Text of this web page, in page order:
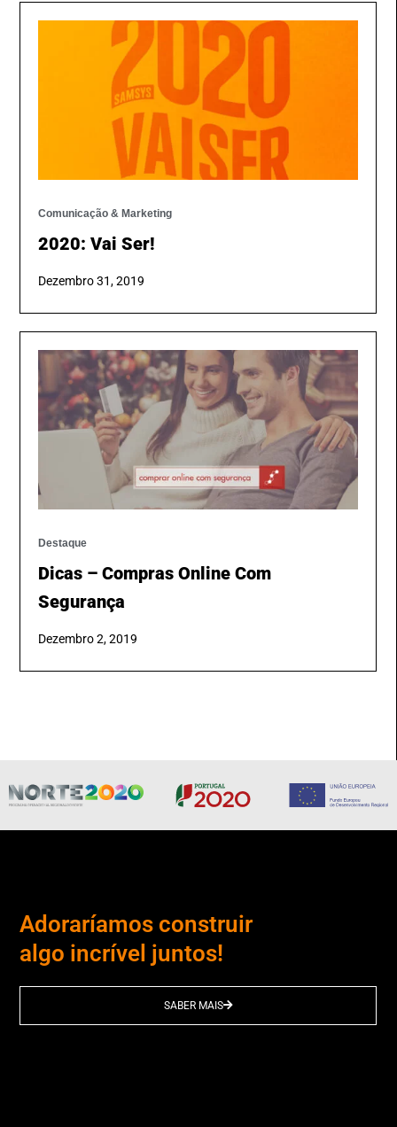
Comunicação & Marketing
2020: Vai Ser!
Dezembro 31, 2019
Destaque
Dicas – Compras Online Com
Segurança
Dezembro 2, 2019
Adoraríamos construir
algo incrível juntos!
SABER MAIS